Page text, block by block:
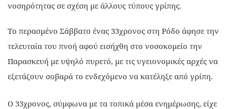
νοσηρότητας σε σχέση με άλλους τύπους γρίπης.
Το περασμένο Σάββατο ένας 33χρονος στη Ρόδο άφησε την
τελευταία του πνοή αφού εισήχθη στο νοσοκομείο την
Παρασκευή με υψηλό πυρετό, με τις υγειονομικές αρχές να
εξετάζουν σοβαρά το ενδεχόμενο να κατέληξε από γρίπη.
Ο 33χρονος, σύμφωνα με τα τοπικά μέσα ενημέρωσης, είχε